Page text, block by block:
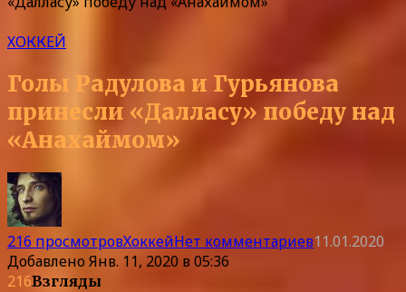
ХОККЕЙ
Голы Радулова и Гурьянова
принесли «Далласу» победу над
«Анахаймом»
216 просмотровХоккейНет комментариев11.01.2020
ДобавленоЯнв. 11, 2020 в 05:36
216Взгляды